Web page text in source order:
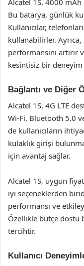
Bu batarya, günlük
Kullanıcılar,
kullanabilirler.
performansını artırır
kesintisiz bir deneyim
Bağlantı ve Diğer
Alcatel 1S, 4G LTE
Wi-Fi, Bluetooth 5.0
de kullanıcıların
kulaklık girişi
için avantaj sağlar.
Alcatel 1S, uygun
iyi seçeneklerden
performansı ve
Özellikle bütçe dostu
tercihtir.
Kullanıcı